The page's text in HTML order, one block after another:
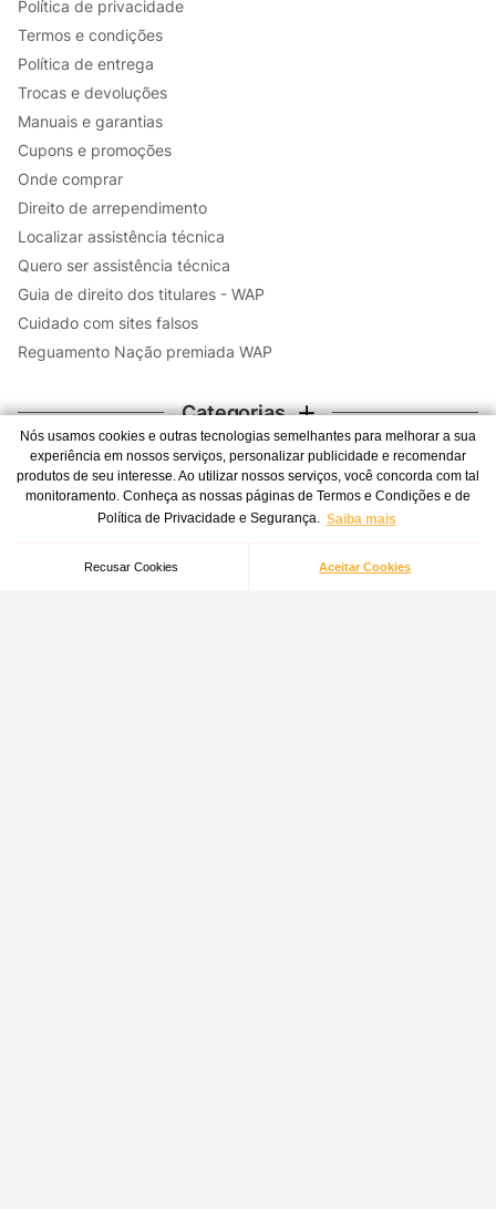
Nós usamos cookies e outras tecnologias semelhantes para melhorar a sua
experiência em nossos serviços, personalizar publicidade e recomendar
produtos de seu interesse. Ao utilizar nossos serviços, você concorda com tal
monitoramento. Conheça as nossas páginas de Termos e Condições e de
Política de Privacidade e Segurança. Saiba mais
Recusar Cookies Aceitar Cookies
Secador de Cabelo WAP Intense Travel WS1300
à vista no pix com
de desconto
Política de privacidade
Termos e condições
Política de entrega
Trocas e devoluções
Manuais e garantias
Cupons e promoções
Onde comprar
Direito de arrependimento
Localizar assistência técnica
Quero ser assistência técnica
Guia de direito dos titulares - WAP
Cuidado com sites falsos
Reguamento Nação premiada WAP
Categorias
Contato
WhatsApp
inclusive feriados.